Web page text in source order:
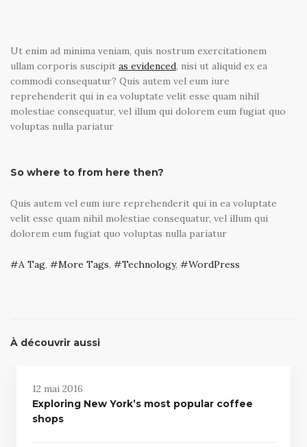
Ut enim ad minima veniam, quis nostrum exercitationem
ullam corporis suscipit as evidenced, nisi ut aliquid ex ea
commodi consequatur? Quis autem vel eum iure
reprehenderit qui in ea voluptate velit esse quam nihil
molestiae consequatur, vel illum qui dolorem eum fugiat quo
voluptas nulla pariatur
So where to from here then?
Quis autem vel eum iure reprehenderit qui in ea voluptate
velit esse quam nihil molestiae consequatur, vel illum qui
dolorem eum fugiat quo voluptas nulla pariatur
A Tag, More Tags, Technology, WordPress
À découvrir aussi
12 mai 2016
Exploring New York’s most popular coffee
shops